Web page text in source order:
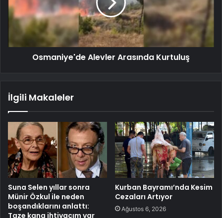
Osmaniye'de Alevler Arasında Kurtuluş
İlgili Makaleler
Suna Selen yıllar sonra
Münir Özkul ile neden
boşandıklarını anlattı:
Taze kana ihtiyacım var
Kurban Bayramı’nda Kesim
Cezaları Artıyor
Ağustos 6, 2026